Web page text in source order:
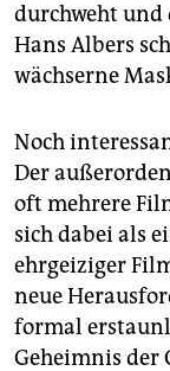
durchweht und
Hans Albers
wächserne
Noch
Der
oft mehrere
sich dabei als
ehrgeiziger
neue
formal
Geheimnis der